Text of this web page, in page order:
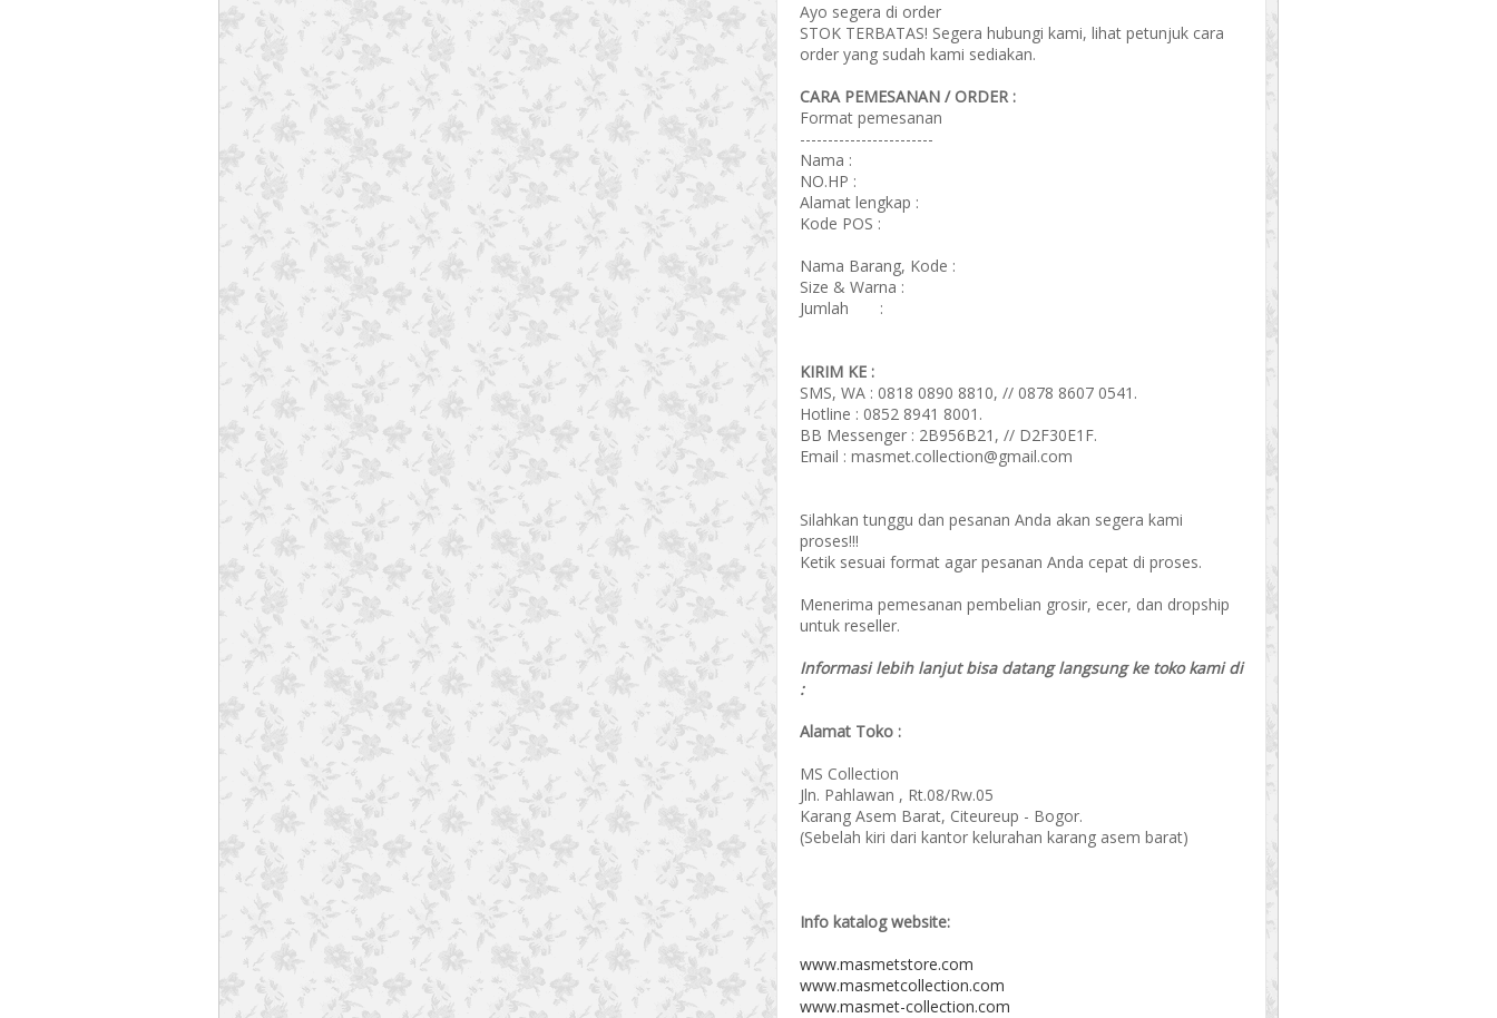
Ayo segera di order
STOK TERBATAS! Segera hubungi kami, lihat petunjuk cara
order yang sudah kami sediakan.
CARA PEMESANAN / ORDER :
Format pemesanan
------------------------
Nama :
NO.HP :
Alamat lengkap :
Kode POS :
Nama Barang, Kode :
Size & Warna :
Jumlah :
KIRIM KE :
SMS, WA : 0818 0890 8810, // 0878 8607 0541.
Hotline : 0852 8941 8001.
BB Messenger : 2B956B21, // D2F30E1F.
Email : masmet.collection@gmail.com
Silahkan tunggu dan pesanan Anda akan segera kami
proses!!!
Ketik sesuai format agar pesanan Anda cepat di proses.
Menerima pemesanan pembelian grosir, ecer, dan dropship
untuk reseller.
Informasi lebih lanjut bisa datang langsung ke toko kami di
:
Alamat Toko :
MS Collection
Jln. Pahlawan , Rt.08/Rw.05
Karang Asem Barat, Citeureup - Bogor.
(Sebelah kiri dari kantor kelurahan karang asem barat)
Info katalog website:
www.masmetstore.com
www.masmetcollection.com
www.masmet-collection.com